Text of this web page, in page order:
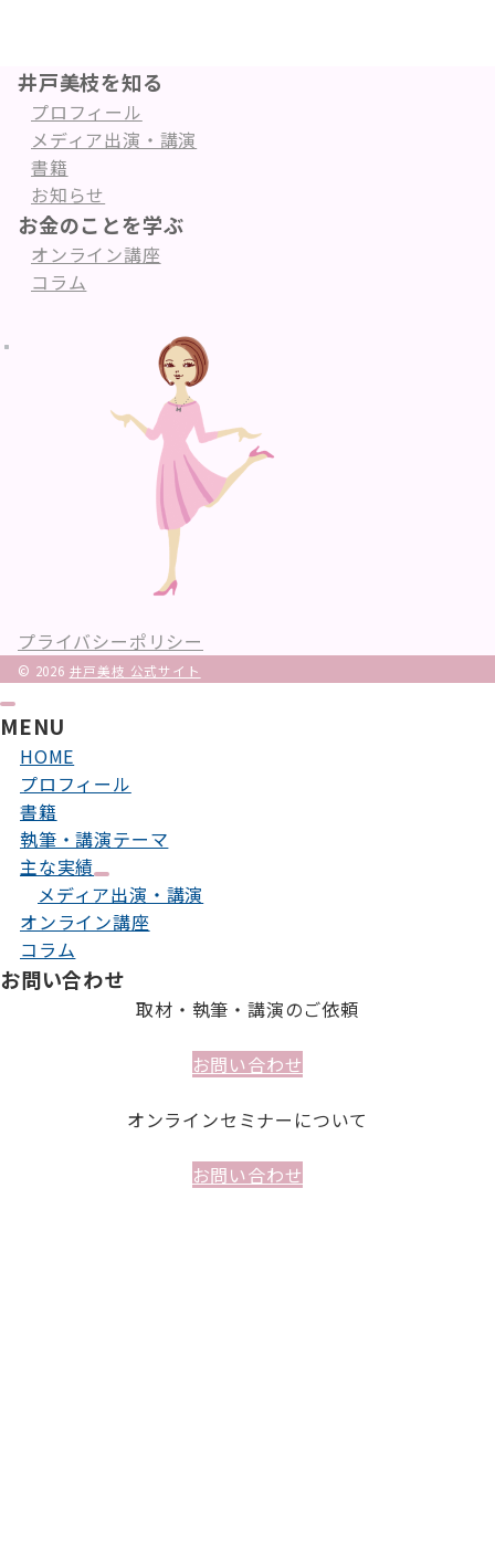
井戸美枝を知る
プロフィール
メディア出演・講演
書籍
お知らせ
お金のことを学ぶ
オンライン講座
コラム
プライバシーポリシー
© 2026 井戸美枝 公式サイト
MENU
HOME
プロフィール
書籍
執筆・講演テーマ
主な実績
メディア出演・講演
オンライン講座
コラム
お問い合わせ
取材・執筆・講演のご依頼
お問い合わせ
オンラインセミナーについて
お問い合わせ